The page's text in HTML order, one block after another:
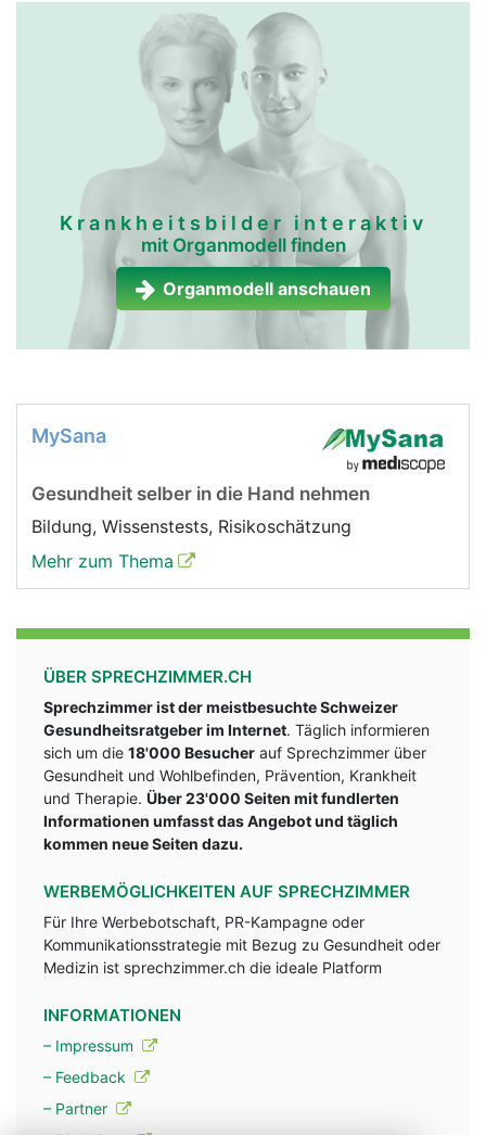
Krankheitsbilder interaktiv
mit Organmodell finden
Organmodell anschauen
MySana
Gesundheit selber in die Hand nehmen
Bildung, Wissenstests, Risikoschätzung
Mehr zum Thema
ÜBER SPRECHZIMMER.CH
Sprechzimmer ist der meistbesuchte Schweizer
Gesundheitsratgeber im Internet. Täglich informieren
sich um die 18'000 Besucher auf Sprechzimmer über
Gesundheit und Wohlbefinden, Prävention, Krankheit
und Therapie. Über 23'000 Seiten mit fundlerten
Informationen umfasst das Angebot und täglich
kommen neue Seiten dazu.
WERBEMÖGLICHKEITEN AUF SPRECHZIMMER
Für Ihre Werbebotschaft, PR-Kampagne oder
Kommunikationsstrategie mit Bezug zu Gesundheit oder
Medizin ist sprechzimmer.ch die ideale Platform
INFORMATIONEN
– Impressum
– Feedback
– Partner